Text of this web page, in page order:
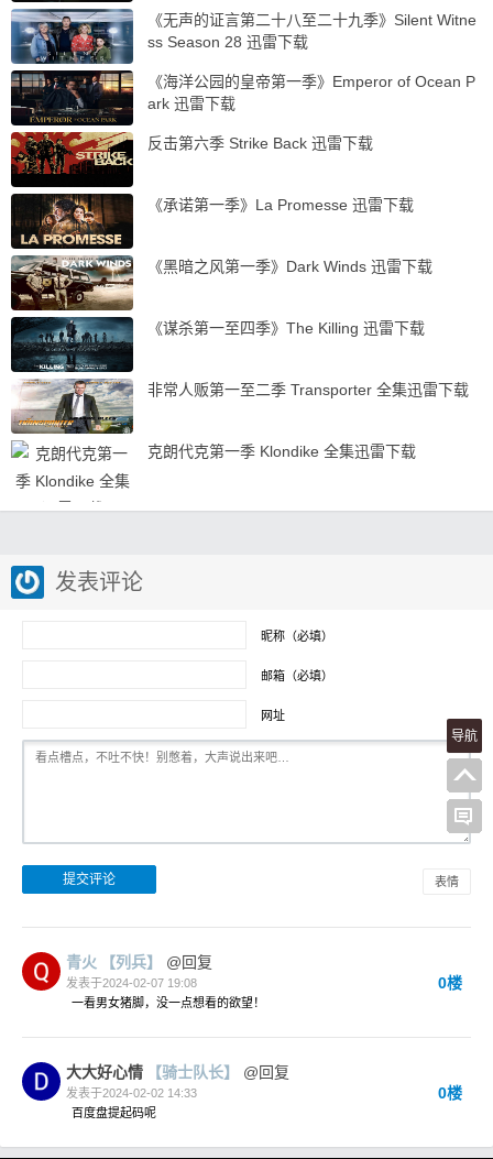
《无声的证言第二十八至二十九季》Silent Witne
ss Season 28 迅雷下载
《海洋公园的皇帝第一季》Emperor of Ocean P
ark 迅雷下载
反击第六季 Strike Back 迅雷下载
《承诺第一季》La Promesse 迅雷下载
《黑暗之风第一季》Dark Winds 迅雷下载
《谋杀第一至四季》The Killing 迅雷下载
非常人贩第一至二季 Transporter 全集迅雷下载
克朗代克第一季 Klondike 全集迅雷下载
发表评论
昵称（必填）
邮箱（必填）
网址
表情
青火 【列兵】 @回复
发表于2024-02-07 19:08 0楼
一看男女猪脚，没一点想看的欲望！
大大好心情 【骑士队长】 @回复
发表于2024-02-02 14:33 0楼
百度盘提起码呢
导航